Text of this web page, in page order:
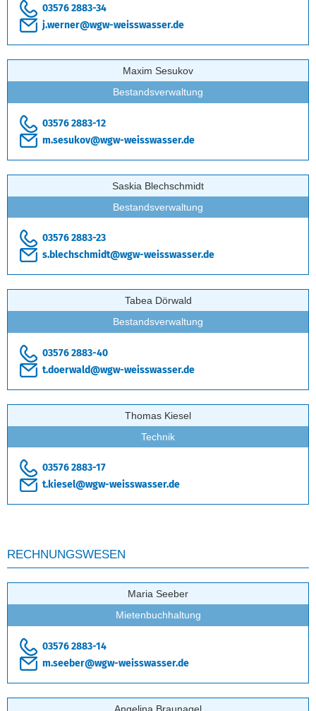
03576 2883-34
j.werner@wgw-weisswasser.de
Maxim Sesukov
Bestandsverwaltung
03576 2883-12
m.sesukov@wgw-weisswasser.de
Saskia Blechschmidt
Bestandsverwaltung
03576 2883-23
s.blechschmidt@wgw-weisswasser.de
Tabea Dörwald
Bestandsverwaltung
03576 2883-40
t.doerwald@wgw-weisswasser.de
Thomas Kiesel
Technik
03576 2883-17
t.kiesel@wgw-weisswasser.de
RECHNUNGSWESEN
Maria Seeber
Mietenbuchhaltung
03576 2883-14
m.seeber@wgw-weisswasser.de
Angelina Braunagel